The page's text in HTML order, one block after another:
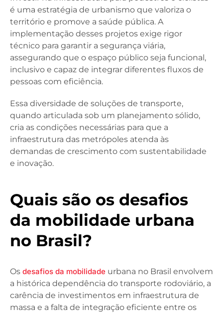
é uma estratégia de urbanismo que valoriza o
território e promove a saúde pública. A
implementação desses projetos exige rigor
técnico para garantir a segurança viária,
assegurando que o espaço público seja funcional,
inclusivo e capaz de integrar diferentes fluxos de
pessoas com eficiência.
Essa diversidade de soluções de transporte,
quando articulada sob um planejamento sólido,
cria as condições necessárias para que a
infraestrutura das metrópoles atenda às
demandas de crescimento com sustentabilidade
e inovação.
Quais são os desafios
da mobilidade urbana
no Brasil?
Os desafios da mobilidade urbana no Brasil envolvem
a histórica dependência do transporte rodoviário, a
carência de investimentos em infraestrutura de
massa e a falta de integração eficiente entre os